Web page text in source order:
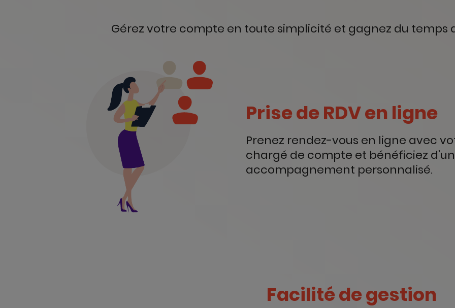
Gérez votre compte en toute simplicité et gagnez du temps
Prise de RDV en ligne
Prenez rendez-vous en ligne avec
chargé de compte et bénéficiez d’un
accompagnement personnalisé.
Facilité de gestion